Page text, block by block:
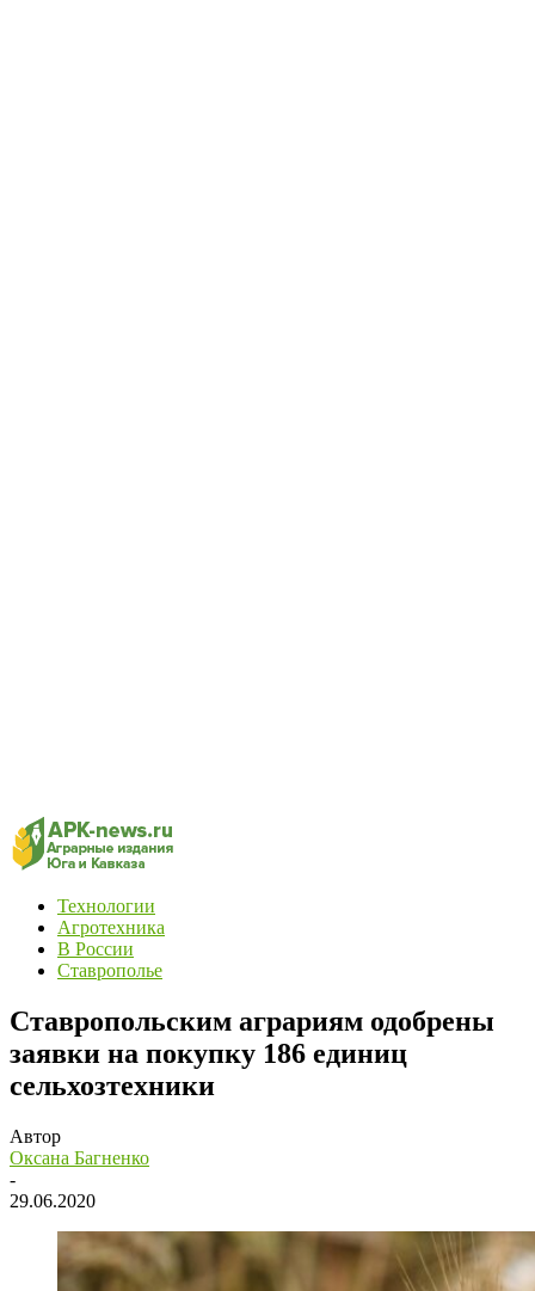
Технологии
Агротехника
В России
Ставрополье
Ставропольским аграриям одобрены
заявки на покупку 186 единиц
сельхозтехники
Автор
Оксана Багненко
-
29.06.2020